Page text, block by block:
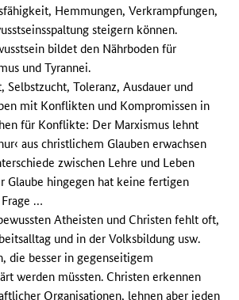
Hemmungen, Verkrampfungen,
steigern können.
bildet den Nährboden für
und Tyrannei.
Toleranz, Ausdauer und
mit Konflikten und Kompromissen in
für Konflikte: Der Marxismus lehnt
aus christlichem Glauben erwachsen
zwischen Lehre und Leben
Glaube hingegen hat keine fertigen
…
Atheisten und Christen fehlt oft,
und in der Volksbildung usw.
die besser in gegenseitigem
werden müssten. Christen erkennen
Organisationen, lehnen aber jeden